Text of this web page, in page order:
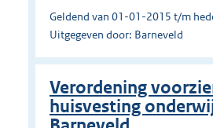
Geldend van 01-01-2015 t/m
Uitgegeven door: Barneveld
Verordening
huisvesting